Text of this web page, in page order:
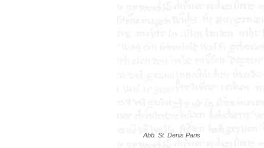
Abb. St. Denis Paris